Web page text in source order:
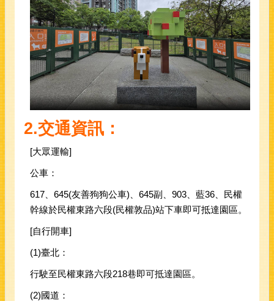
2.交通資訊：
[大眾運輸]
公車：
617、645(友善狗狗公車)、645副、903、藍36、民權
幹線於民權東路六段(民權敦品)站下車即可抵達園區。
[自行開車]
(1)臺北：
行駛至民權東路六段218巷即可抵達園區。
(2)國道：